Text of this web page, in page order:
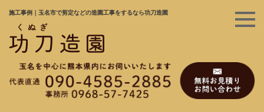
施工事例｜玉名市で剪定などの造園工事をするなら功刀造園